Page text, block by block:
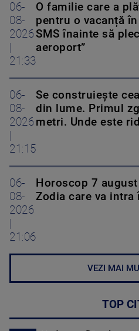
06-
08-
2026
21:33
O familie care a
pentru o vacanță
SMS înainte să
aeroport”
06-
08-
2026
21:15
Se construiește
din lume. Primul
metri. Unde este
06-
08-
2026
21:06
Horoscop 7
Zodia care va intra
VEZI MAI
TOP